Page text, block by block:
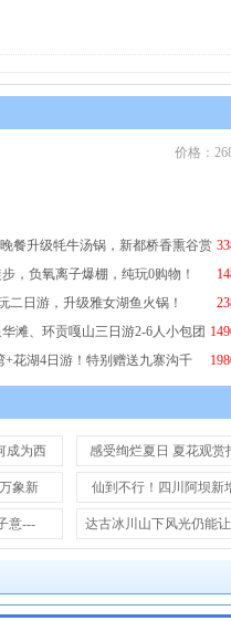
价格：
餐升级牦牛汤锅，新都桥香熏谷赏
，负氧离子爆棚，纯玩0购物！
二日游，升级雅女湖鱼火锅！
滩、环贡嘎山三日游2-6人小包团
花湖4日游！特别赠送九寨沟千
成为西 感受绚烂夏日 夏花观赏
象新 仙到不行！四川阿坝新
意--- 达古冰川山下风光仍能